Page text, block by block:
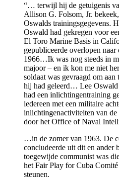
“… terwijl hij de getuigenis
Allison G. Folsom, Jr.
Oswalds trainingsgegevens.
Oswald had gekregen voor
El Toro Marine Basis in
gepubliceerde overlopen
1966…Ik was nog steeds in
majoor – en ik kon me niet
soldaat was gevraagd om aan
hij had geleerd… Lee Oswald
had een inlichtingentraining
iedereen met een militaire
inlichtingenactiviteiten van
door het Office of Naval
…in de zomer van 1963. De
concludeerde uit dit en ander
toegewijde communist was
het Fair Play for Cuba
steunen.